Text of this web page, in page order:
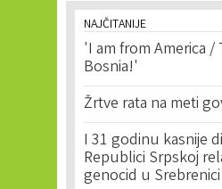
NAJČITANIJE
'I am from America /
Bosnia!'
Žrtve rata na meti
I 31 godinu kasnije
Republici Srpskoj
genocid u Srebrenici